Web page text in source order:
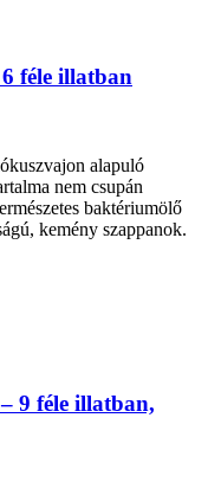
féle illatban
alapuló
nem csupán
baktériumölő
kemény szappanok.
9 féle illatban,